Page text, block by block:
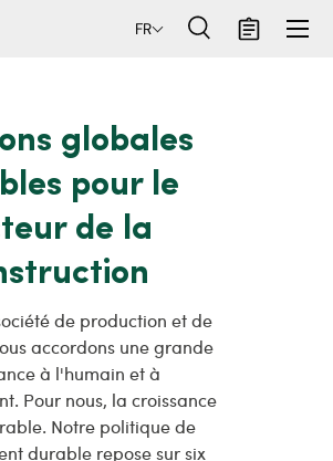
FR RecherchePanier
Menu
globales
pour le
de la
de production et de
accordons une grande
à l'humain et à
Pour nous, la croissance
Notre politique de
durable repose sur six